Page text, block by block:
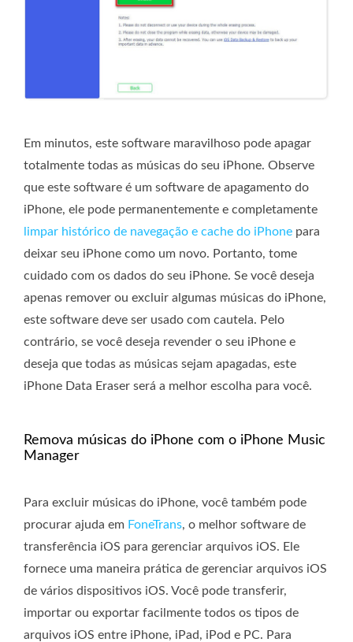
Em minutos, este software maravilhoso pode apagar
totalmente todas as músicas do seu iPhone. Observe
que este software é um software de apagamento do
iPhone, ele pode permanentemente e completamente
limpar histórico de navegação e cache do iPhone para
deixar seu iPhone como um novo. Portanto, tome
cuidado com os dados do seu iPhone. Se você deseja
apenas remover ou excluir algumas músicas do iPhone,
este software deve ser usado com cautela. Pelo
contrário, se você deseja revender o seu iPhone e
deseja que todas as músicas sejam apagadas, este
iPhone Data Eraser será a melhor escolha para você.
Remova músicas do iPhone com o iPhone Music
Manager
Para excluir músicas do iPhone, você também pode
procurar ajuda em FoneTrans, o melhor software de
transferência iOS para gerenciar arquivos iOS. Ele
fornece uma maneira prática de gerenciar arquivos iOS
de vários dispositivos iOS. Você pode transferir,
importar ou exportar facilmente todos os tipos de
arquivos iOS entre iPhone, iPad, iPod e PC. Para